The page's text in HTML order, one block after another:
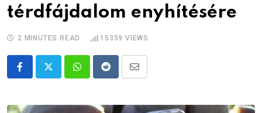
térdfájdalom enyhítésére
2 MINUTES READ 15359 VIEWS
WhatsappRedditShare
Email